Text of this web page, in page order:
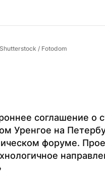
/ Fotodom
соглашение о
Уренгое на
форуме.